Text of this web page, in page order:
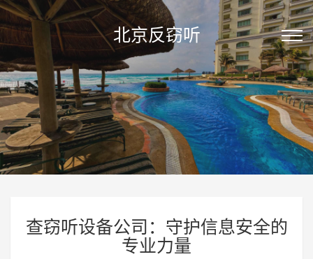
北京反窃听
查窃听设备公司：守护信息安全的
专业力量